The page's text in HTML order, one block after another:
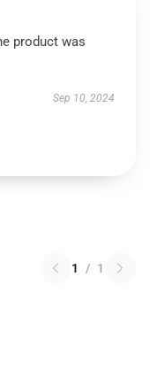
product was
Sep 10, 2024
1 / 1